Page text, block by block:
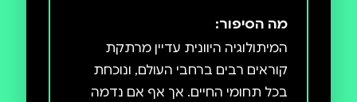
מה הסיפור:
המיתולוגיה היוונית עדיין מרתקת
קוראים רבים ברחבי העולם, ונוכחת
בכל תחומי החיים. אך אף אם נדמה